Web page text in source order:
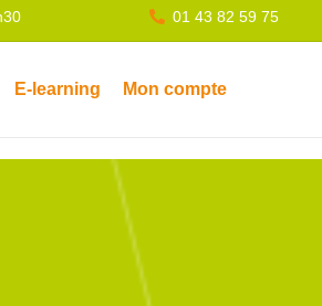
01 43 82 59 75
E-learning Mon compte